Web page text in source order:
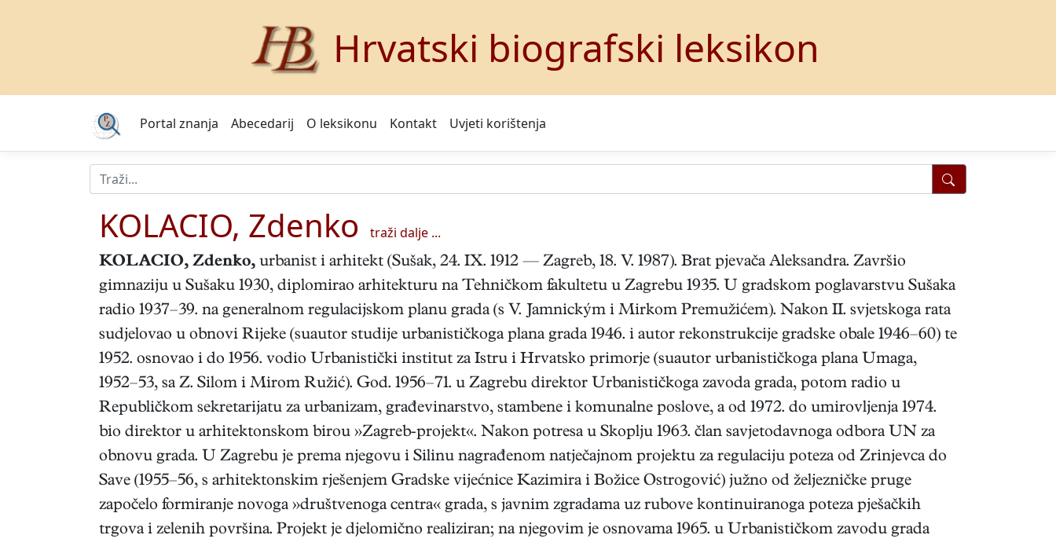
Hrvatski biografski leksikon
Portal znanja Abecedarij O leksikonu Kontakt Uvjeti korištenja
KOLACIO, Zdenko traži dalje ...
KOLACIO, Zdenko, urbanist i arhitekt (Sušak, 24. IX. 1912 — Zagreb, 18. V. 1987). Brat pjevača Aleksandra. Završio
gimnaziju u Sušaku 1930, diplomirao arhitekturu na Tehničkom fakultetu u Zagrebu 1935. U gradskom poglavarstvu Sušaka
radio 1937–39. na generalnom regulacijskom planu grada (s V. Jamnickým i Mirkom Premužićem). Nakon II. svjetskoga rata
sudjelovao u obnovi Rijeke (suautor studije urbanističkoga plana grada 1946. i autor rekonstrukcije gradske obale 1946–60) te
1952. osnovao i do 1956. vodio Urbanistički institut za Istru i Hrvatsko primorje (suautor urbanističkoga plana Umaga,
1952–53, sa Z. Silom i Mirom Ružić). God. 1956–71. u Zagrebu direktor Urbanističkoga zavoda grada, potom radio u
Republičkom sekretarijatu za urbanizam, građevinarstvo, stambene i komunalne poslove, a od 1972. do umirovljenja 1974.
bio direktor u arhitektonskom birou »Zagreb-projekt«. Nakon potresa u Skoplju 1963. član savjetodavnoga odbora UN za
obnovu grada. U Zagrebu je prema njegovu i Silinu nagrađenom natječajnom projektu za regulaciju poteza od Zrinjevca do
Save (1955–56, s arhitektonskim rješenjem Gradske vijećnice Kazimira i Božice Ostrogović) južno od željezničke pruge
započelo formiranje novoga »društvenoga centra« grada, s javnim zgradama uz rubove kontinuiranoga poteza pješačkih
trgova i zelenih površina. Projekt je djelomično realiziran; na njegovim je osnovama 1965. u Urbanističkom zavodu grada